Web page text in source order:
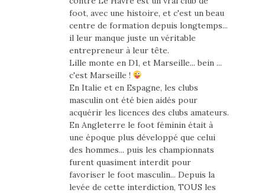
foot, avec une histoire, et c'est un beau
centre de formation depuis longtemps...
il leur manque juste un véritable
entrepreneur à leur tête.
Lille monte en D1, et Marseille... bein ...
c'est Marseille !
En Italie et en Espagne, les clubs
masculin ont été bien aidés pour
acquérir les licences des clubs amateurs.
En Angleterre le foot féminin était à
une époque plus développé que celui
des hommes... puis les championnats
furent quasiment interdit pour
favoriser le foot masculin... Depuis la
levée de cette interdiction, TOUS les